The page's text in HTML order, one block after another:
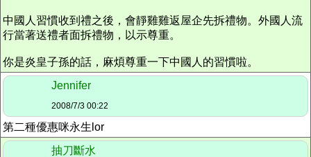
中國人習慣收到禮之後，會靜雞雞返屋企先拆禮物。外國人流
行當著送禮者面拆禮物，以示尊重。
你是炎皇子孫的話，麻煩尊重一下中國人的習慣啦。
Jennifer
2008/7/3 00:22
第二種優惠咪永生lor
抽刀斷水